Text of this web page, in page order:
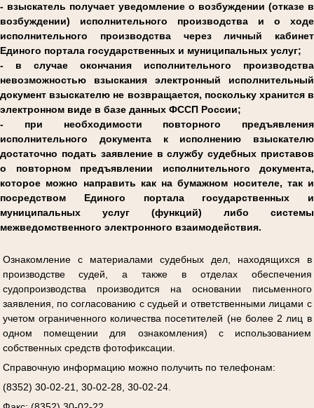
- взыскатель получает уведомление о возбуждении (отказе в
возбуждении) исполнительного производства и о ходе
исполнительного производства через личный кабинет
Единого портала государственных и муниципальных услуг;
- в случае окончания исполнительного производства
невозможностью взыскания электронный исполнительный
документ взыскателю не возвращается, поскольку хранится в
электронном виде в базе данных ФССП России;
- при необходимости повторного предъявления
исполнительного документа к исполнению взыскателю
достаточно подать заявление в службу судебных приставов
о повторном предъявлении исполнительного документа,
которое можно направить как на бумажном носителе, так и
посредством Единого портала государственных и
муниципальных услуг (функций) либо системы
межведомственного электронного взаимодействия.
Ознакомление с материалами судебных дел, находящихся в
производстве судей, а также в отделах обеспечения
судопроизводства производится на основании письменного
заявления, по согласованию с судьей и ответственными лицами с
учетом ограниченного количества посетителей (не более 2 лиц в
одном помещении для ознакомления) с использованием
собственных средств фотофиксации.
Справочную информацию можно получить по телефонам:
(8352) 30-02-21, 30-02-28, 30-02-24.